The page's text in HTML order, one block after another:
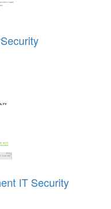
IT Security